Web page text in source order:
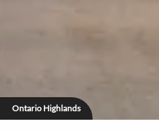
Ontario Highlands